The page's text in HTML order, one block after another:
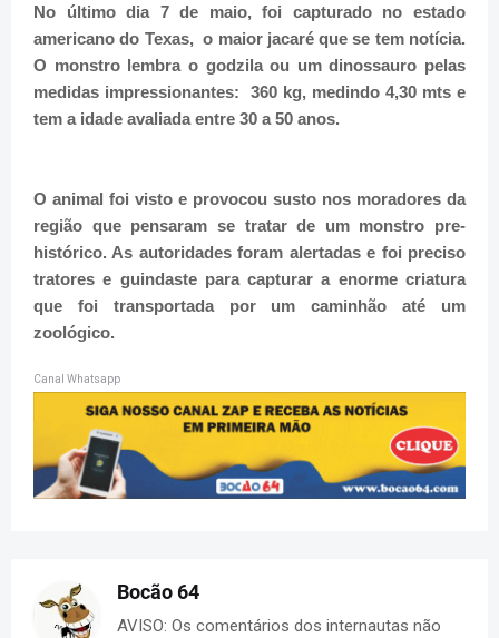
No último dia 7 de maio, foi capturado no estado
americano do Texas, o maior jacaré que se tem notícia.
O monstro lembra o godzila ou um dinossauro pelas
medidas impressionantes: 360 kg, medindo 4,30 mts e
tem a idade avaliada entre 30 a 50 anos.
O animal foi visto e provocou susto nos moradores da
região que pensaram se tratar de um monstro pre-
histórico. As autoridades foram alertadas e foi preciso
tratores e guindaste para capturar a enorme criatura
que foi transportada por um caminhão até um
zoológico.
Canal Whatsapp
Bocão 64
AVISO: Os comentários dos internautas não